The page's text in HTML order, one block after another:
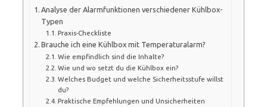
Analyse der Alarmfunktionen verschiedener Kühlbox-
Typen
Praxis-Checkliste
Brauche ich eine Kühlbox mit Temperaturalarm?
Wie empfindlich sind die Inhalte?
Wie und wo setzt du die Kühlbox ein?
Welches Budget und welche Sicherheitsstufe willst
du?
Praktische Empfehlungen und Unsicherheiten